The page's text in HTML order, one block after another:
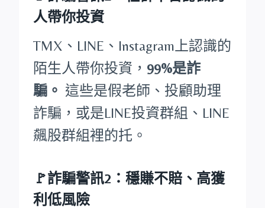
人帶你投資
TMX、LINE、Instagram上認識的
陌生人帶你投資， 99%是詐
騙。 這些是假老師、投顧助理
詐騙，或是LINE投資群組、LINE
飆股群組裡的托。
🚩詐騙警訊2：穩賺不賠、高獲
利低風險